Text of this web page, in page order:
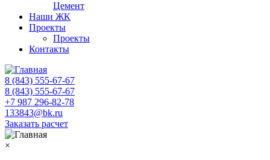
Цемент
Наши ЖК
Проекты
Проекты
Контакты
8 (843) 555-67-67
8 (843) 555-67-67
+7 987 296-82-78
133843@bk.ru
Заказать расчет
×